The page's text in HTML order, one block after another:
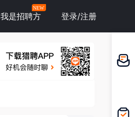
我是招聘方
NEW
登录/注册